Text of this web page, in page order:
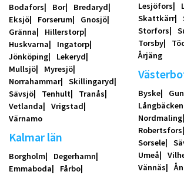
Bodafors Bor
Bredaryd
Eksjö
Forserum
Gnosjö
Gränna
Hillerstorp
Huskvarna
Ingatorp
Jönköping
Lekeryd
Mullsjö
Myresjö
Norrahammar
Skillingaryd
Sävsjö
Tenhult
Tranås
Vetlanda
Vrigstad
Värnamo
Kalmar län
Borgholm
Degerhamn
Emmaboda
Fårbo
Lesjöfors
Skattkärr
Storfors
Torsby
Årjäng
Byske
Långbäcken
Nordmaling
Robertsfors
Sorsele
Umeå
Vännäs